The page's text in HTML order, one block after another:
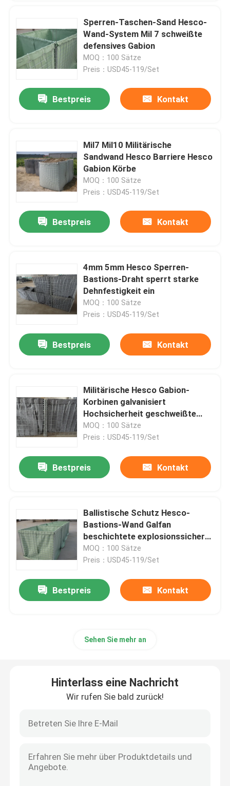
Haus
Sperren-Taschen-Sand Hesco-
Wand-System Mil 7 schweißte
defensives Gabion
MOQ：100 Sätze
Preis：USD45-119/Set
Bestpreis Kontakt
Mil7 Mil10 Militärische
Sandwand Hesco Barriere Hesco
Gabion Körbe
MOQ：100 Sätze
Preis：USD45-119/Set
Bestpreis Kontakt
4mm 5mm Hesco Sperren-
Bastions-Draht sperrt starke
Dehnfestigkeit ein
MOQ：100 Sätze
Preis：USD45-119/Set
Bestpreis Kontakt
Militärische Hesco Gabion-
Korbinen galvanisiert
Hochsicherheit geschweißte
Gabion-Box
MOQ：100 Sätze
Preis：USD45-119/Set
Bestpreis Kontakt
Ballistische Schutz Hesco-
Bastions-Wand Galfan
beschichtete explosionssichere
Wand
MOQ：100 Sätze
Preis：USD45-119/Set
Bestpreis Kontakt
Sehen Sie mehr an
Hinterlass eine Nachricht
Wir rufen Sie bald zurück!